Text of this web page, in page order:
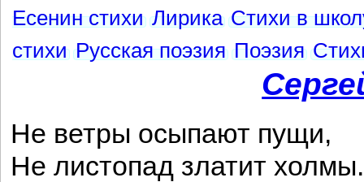
Есенин стихи Лирика Стихи в
стихи Русская поэзия Поэзия
Не ветры осыпают пущи,
Не листопад златит холмы.